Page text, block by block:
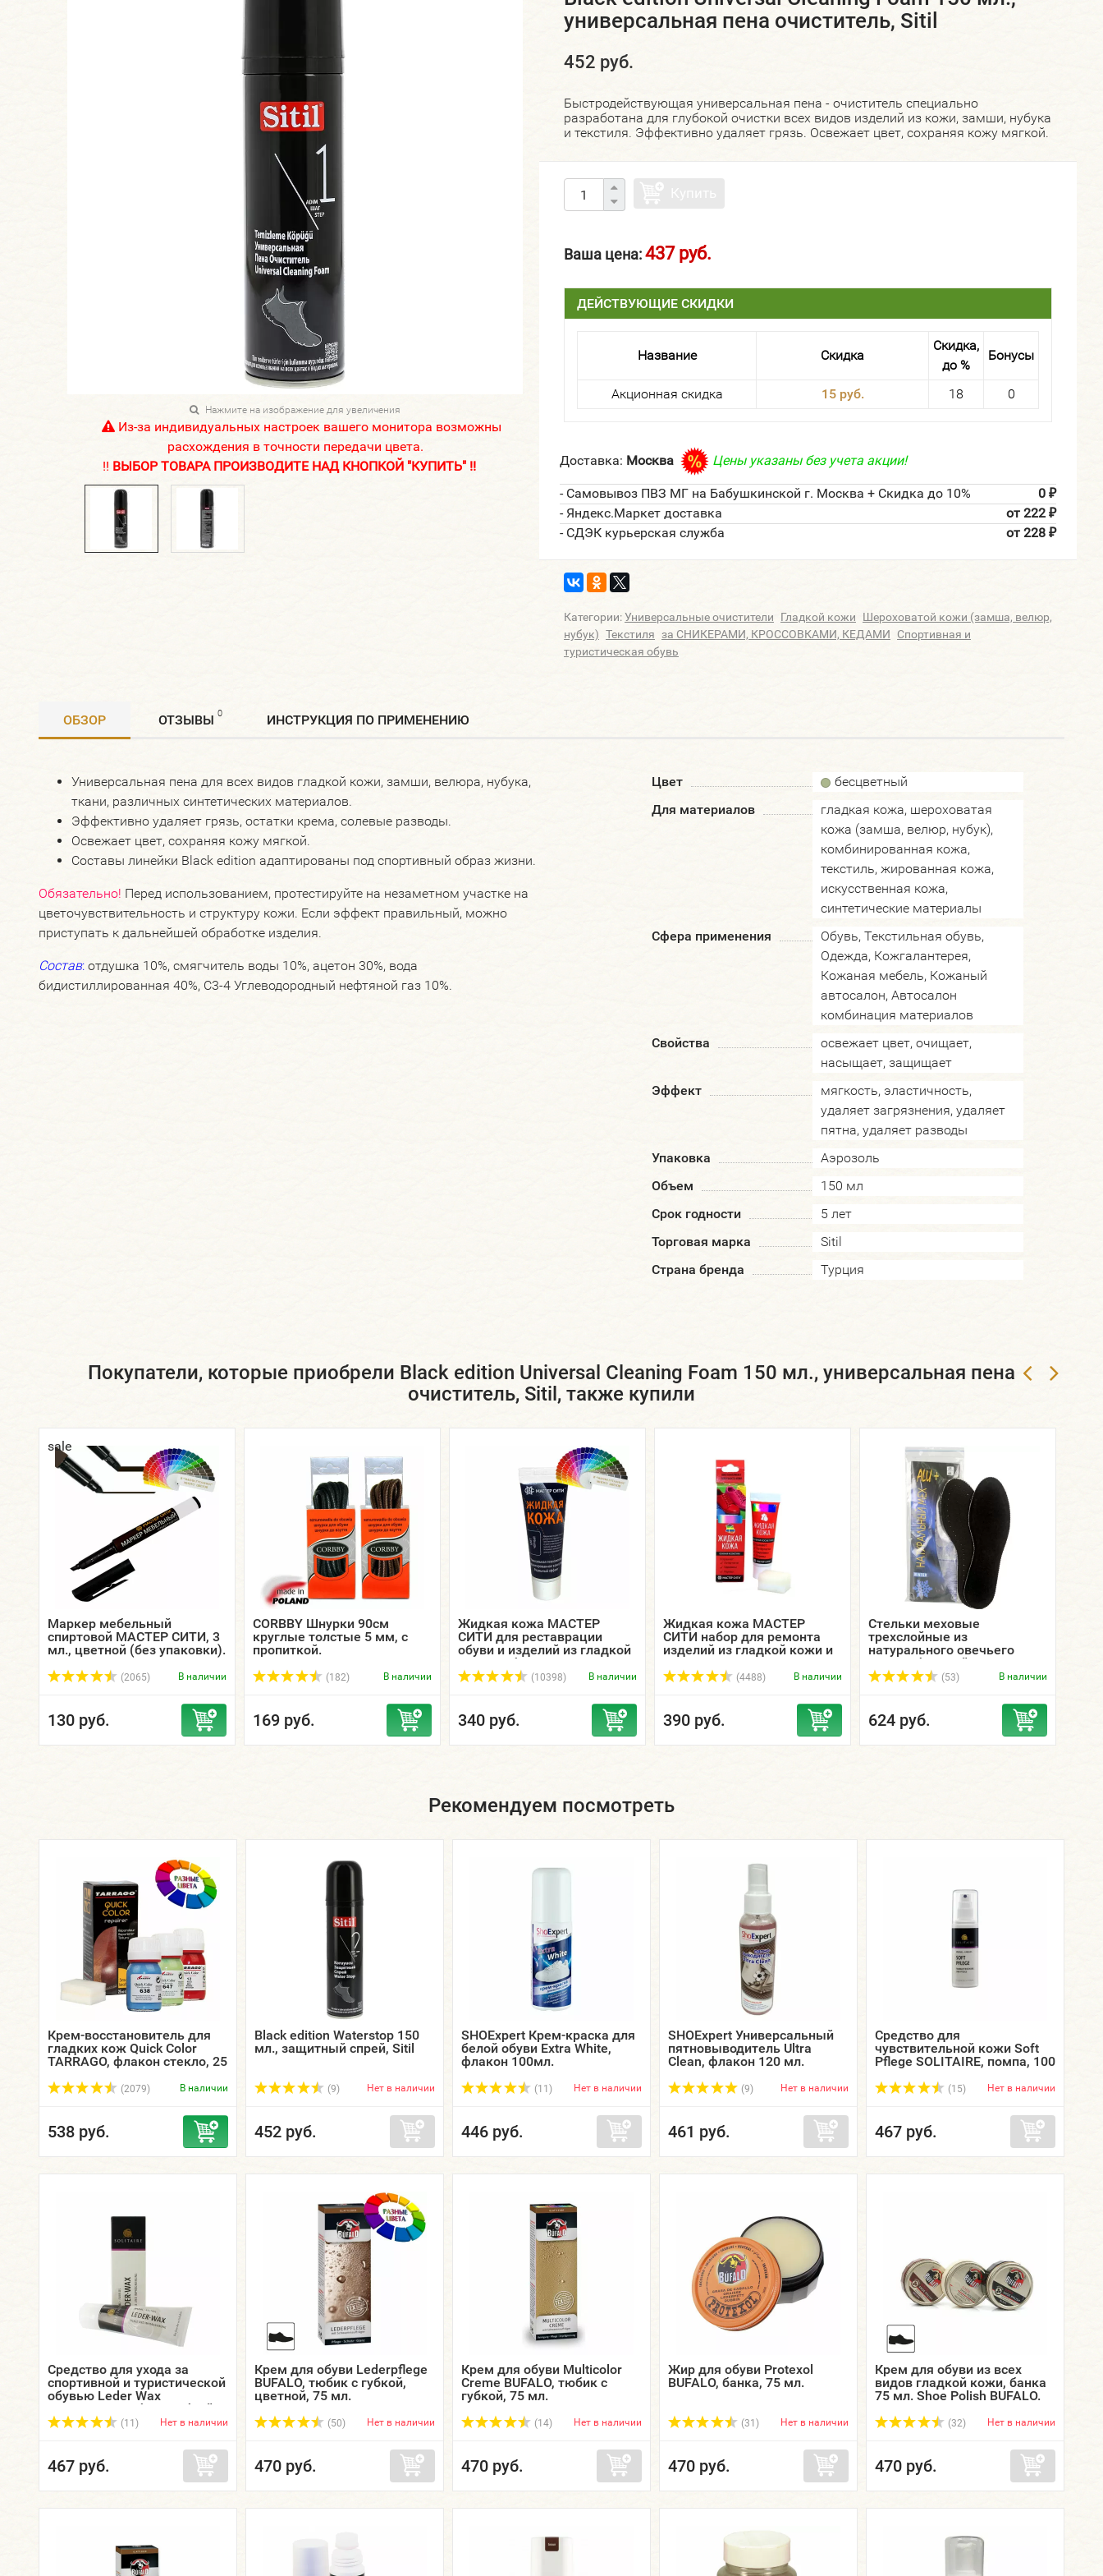
Нажмите на изображение для увеличения
Из-за индивидуальных настроек вашего монитора возможны
расхождения в точности передачи цвета.
!! ВЫБОР ТОВАРА ПРОИЗВОДИТЕ НАД КНОПКОЙ "КУПИТЬ" !!
универсальная пена очиститель, Sitil
452 руб.
Быстродействующая универсальная пена - очиститель специально
разработана для глубокой очистки всех видов изделий из кожи, замши, нубука
и текстиля. Эффективно удаляет грязь. Освежает цвет, сохраняя кожу мягкой.
Ваша цена:437 руб.
ДЕЙСТВУЮЩИЕ СКИДКИ
Название Скидка
Скидка,
до %
Бонусы
Акционная скидка 15 руб. 18 0
Доставка: Москва Цены указаны без учета акции!
- Самовывоз ПВЗ МГ на Бабушкинской г. Москва + Скидка до 10% 0 ₽
- Яндекс.Маркет доставка от 222 ₽
- СДЭК курьерская служба от 228 ₽
Категории:Универсальные очистители Гладкой кожи
Шероховатой кожи (замша, велюр,
нубук) Текстиля за СНИКЕРАМИ, КРОССОВКАМИ, КЕДАМИ Спортивная и
туристическая обувь
ОБЗОР ОТЗЫВЫ 0 ИНСТРУКЦИЯ ПО ПРИМЕНЕНИЮ
Универсальная пена для всех видов гладкой кожи, замши, велюра, нубука,
ткани, различных синтетических материалов.
Эффективно удаляет грязь, остатки крема, солевые разводы.
Освежает цвет, сохраняя кожу мягкой.
Составы линейки Black edition адаптированы под спортивный образ жизни.
Обязательно! Перед использованием, протестируйте на незаметном участке на
цветочувствительность и структуру кожи. Если эффект правильный, можно
приступать к дальнейшей обработке изделия.
Состав: отдушка 10%, смягчитель воды 10%, ацетон 30%, вода
бидистиллированная 40%, C3-4 Углеводородный нефтяной газ 10%.
Цвет
бесцветный
Для материалов
гладкая кожа, шероховатая
кожа (замша, велюр, нубук),
комбинированная кожа,
текстиль, жированная кожа,
искусственная кожа,
синтетические материалы
Сфера применения
Обувь, Текстильная обувь,
Одежда, Кожгалантерея,
Кожаная мебель, Кожаный
автосалон, Автосалон
комбинация материалов
Свойства
освежает цвет, очищает,
насыщает, защищает
Эффект
мягкость, эластичность,
удаляет загрязнения, удаляет
пятна, удаляет разводы
Упаковка
Аэрозоль
Объем
150 мл
Срок годности
5 лет
Торговая марка
Sitil
Страна бренда
Турция
Покупатели, которые приобрели Black edition Universal Cleaning Foam 150 мл., универсальная пена
очиститель, Sitil, также купили
sale
Маркер мебельный
спиртовой МАСТЕР СИТИ, 3
мл., цветной (без упаковки).
(2065) В наличии
130 руб.
CORBBY Шнурки 90см
круглые толстые 5 мм, с
пропиткой.
(182) В наличии
169 руб.
Жидкая кожа МАСТЕР
СИТИ для реставрации
обуви и изделий из гладкой
кожи, туба 30 мл.
(10398) В наличии
340 руб.
Жидкая кожа МАСТЕР
СИТИ набор для ремонта
изделий из гладкой кожи и
(4488) В наличии
390 руб.
Стельки меховые
трехслойные из
натурального овечьего
меха, с фольгой.
(53) В наличии
624 руб.
Рекомендуем посмотреть
Крем-восстановитель для
гладких кож Quick Color
TARRAGO, флакон стекло, 25
(2079) В наличии
538 руб.
Black edition Waterstop 150
мл., защитный спрей, Sitil
(9) Нет в наличии
452 руб.
SHOExpert Крем-краска для
белой обуви Extra White,
флакон 100мл.
(11) Нет в наличии
446 руб.
SHOExpert Универсальный
пятновыводитель Ultra
Clean, флакон 120 мл.
(9) Нет в наличии
461 руб.
Средство для
чувствительной кожи Soft
Pflege SOLITAIRE, помпа, 100
(15) Нет в наличии
467 руб.
Средство для ухода за
спортивной и туристической
обувью Leder Wax
SOLITAIRE, тюбик с губкой,
75 мл.
(11) Нет в наличии
467 руб.
Крем для обуви Lederpflege
BUFALO, тюбик с губкой,
цветной, 75 мл.
(50) Нет в наличии
470 руб.
Крем для обуви Multicolor
Creme BUFALO, тюбик с
губкой, 75 мл.
(14) Нет в наличии
470 руб.
Жир для обуви Protexol
BUFALO, банка, 75 мл.
(31) Нет в наличии
470 руб.
Крем для обуви из всех
видов гладкой кожи, банка
75 мл. Shoe Polish BUFALO.
(32) Нет в наличии
470 руб.